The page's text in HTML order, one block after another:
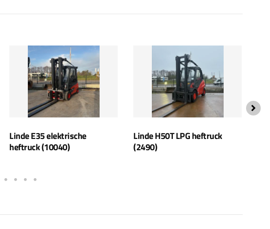
Linde E35 elektrische
heftruck (10040)
Linde H50T LPG heftruck
(2490)